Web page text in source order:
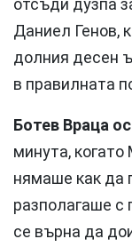
отсъди дузпа
Даниел Генов,
долния десен
в правилната
Ботев Враца
минута,
нямаше как да
разполагаше с
се върна да